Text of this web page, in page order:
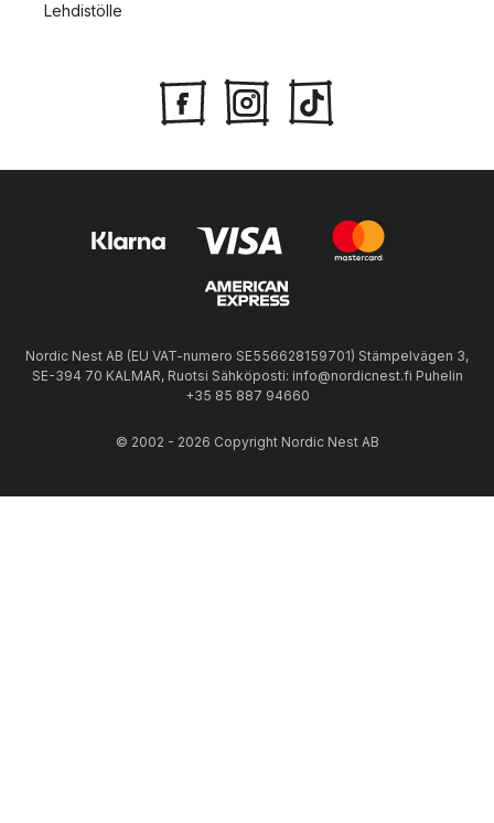
Lehdistölle
Nordic Nest AB (EU VAT-numero SE556628159701) Stämpelvägen 3,
SE-394 70 KALMAR, Ruotsi Sähköposti: info@nordicnest.fi Puhelin
+35 85 887 94660
© 2002 - 2026 Copyright Nordic Nest AB